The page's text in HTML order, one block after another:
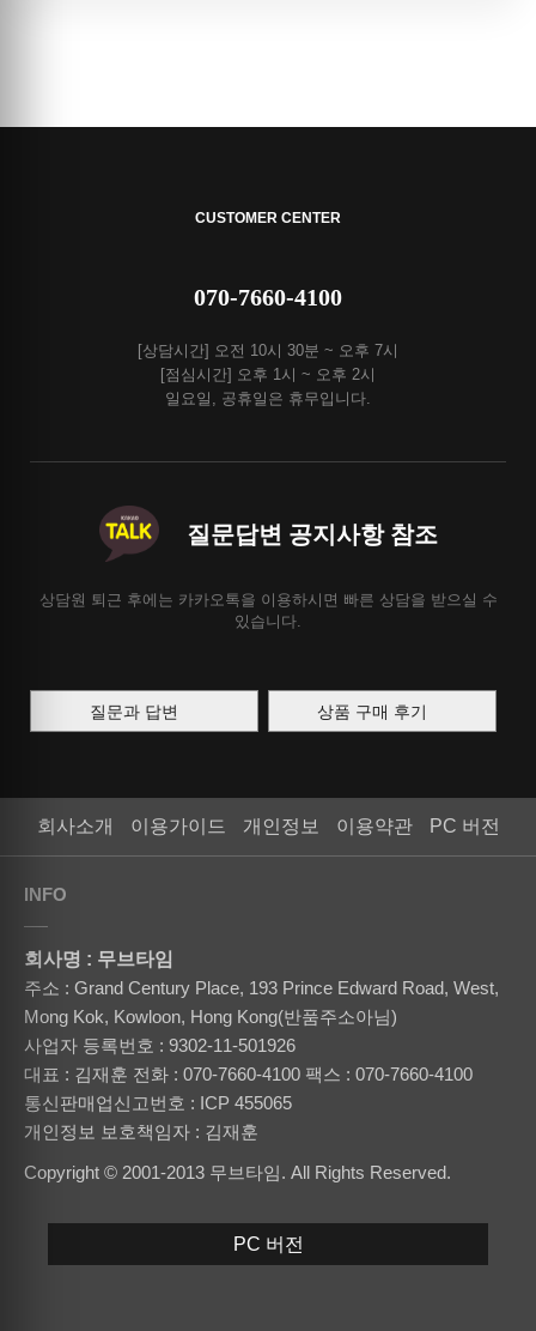
CUSTOMER CENTER
070-7660-4100
[상담시간] 오전 10시 30분 ~ 오후 7시
[점심시간] 오후 1시 ~ 오후 2시
일요일, 공휴일은 휴무입니다.
질문답변 공지사항 참조
상담원 퇴근 후에는 카카오톡을 이용하시면 빠른 상담을 받으실 수
있습니다.
질문과 답변 상품 구매 후기
회사소개 이용가이드 개인정보 이용약관 PC 버전
INFO
회사명 : 무브타임
주소 : Grand Century Place, 193 Prince Edward Road, West,
Mong Kok, Kowloon, Hong Kong(반품주소아님)
사업자 등록번호 : 9302-11-501926
대표 : 김재훈 전화 : 070-7660-4100 팩스 : 070-7660-4100
통신판매업신고번호 : ICP 455065
개인정보 보호책임자 : 김재훈
Copyright © 2001-2013 무브타임. All Rights Reserved.
PC 버전